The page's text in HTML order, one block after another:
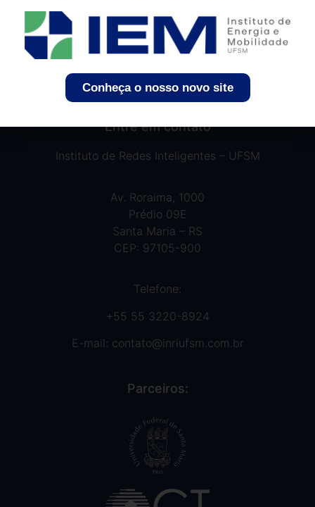
Entre em contato
Instituto de Redes Inteligentes – UFSM
Av. Roraima, 1000
Prédio 09E
Santa Maria – RS
CEP: 97105-900
Telefone:
+55 55 3220-8924
E-mail: contato@inriufsm.com.br
Parceiros:
Conheça o nosso novo site